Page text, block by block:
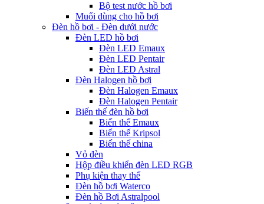
Bộ test nước hồ bơi
Muối dùng cho hồ bơi
Đèn hồ bơi - Đèn dưới nước
Đèn LED hồ bơi
Đèn LED Emaux
Đèn LED Pentair
Đèn LED Astral
Đèn Halogen hồ bơi
Đèn Halogen Emaux
Đèn Halogen Pentair
Biến thế đèn hồ bơi
Biến thế Emaux
Biến thế Kripsol
Biến thế china
Vỏ đèn
Hộp điều khiển đèn LED RGB
Phụ kiện thay thế
Đèn hồ bơi Waterco
Đèn hồ Bơi Astralpool